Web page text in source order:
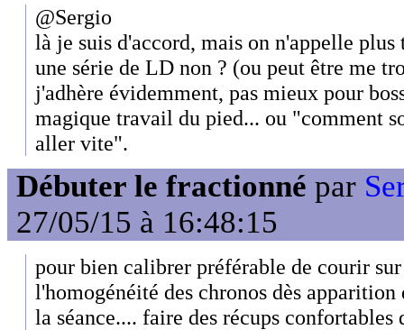
@Sergio
là je suis d'accord, mais on n'appelle
une série de LD non ? (ou peut être me
j'adhère évidemment, pas mieux pour
magique travail du pied... ou "comment
aller vite".
Débuter le fractionné par
27/05/15 à 16:48:15
pour bien calibrer préférable de courir
l'homogénéité des chronos dès
la séance.... faire des récups confortables